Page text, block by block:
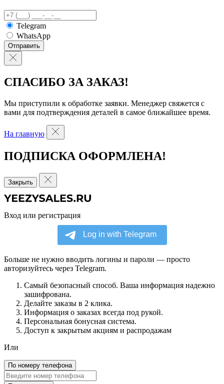
Telegram
WhatsApp
Отправить
СПАСИБО ЗА ЗАКАЗ!
Мы приступили к обработке заявки. Менеджер свяжется с
вами для подтверждения деталей в самое ближайшее время.
На главную
ПОДПИСКА ОФОРМЛЕНА!
Закрыть
Вход или регистрация
Больше не нужно вводить логины и пароли — просто
авторизуйтесь через Telegram.
Самый безопасный способ. Ваша информация надежно
зашифрована.
Делайте заказы в 2 клика.
Информация о заказах всегда под рукой.
Персональная бонусная система.
Доступ к закрытым акциям и распродажам
Или
По номеру телефона